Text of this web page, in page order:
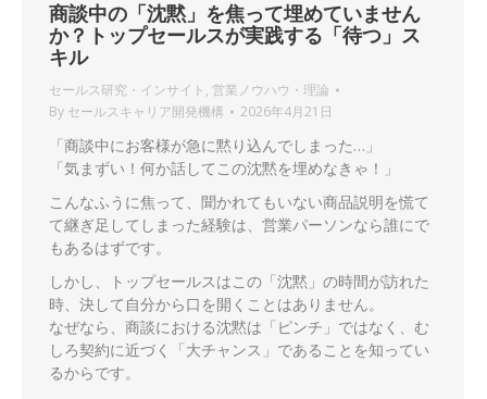
商談中の「沈黙」を焦って埋めていません
か？トップセールスが実践する「待つ」ス
キル
セールス研究・インサイト , 営業ノウハウ・理論
By セールスキャリア開発機構 2026年4月21日
「商談中にお客様が急に黙り込んでしまった…」
「気まずい！何か話してこの沈黙を埋めなきゃ！」
こんなふうに焦って、聞かれてもいない商品説明を慌て
て継ぎ足してしまった経験は、営業パーソンなら誰にで
もあるはずです。
しかし、トップセールスはこの「沈黙」の時間が訪れた
時、決して自分から口を開くことはありません。
なぜなら、商談における沈黙は「ピンチ」ではなく、む
しろ契約に近づく「大チャンス」であることを知ってい
るからです。